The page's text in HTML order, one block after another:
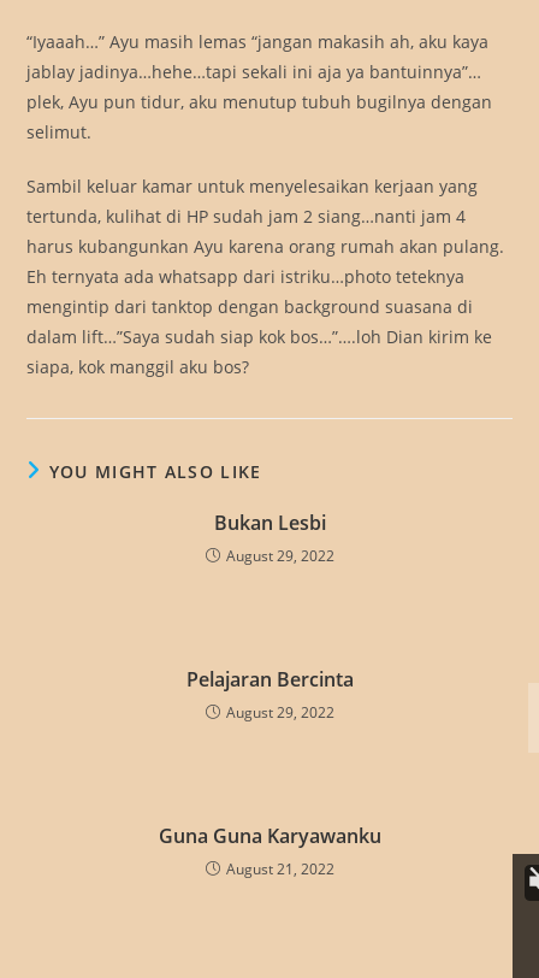
“Iyaaah…” Ayu masih lemas “jangan makasih ah, aku kaya
jablay jadinya…hehe…tapi sekali ini aja ya bantuinnya”…
plek, Ayu pun tidur, aku menutup tubuh bugilnya dengan
selimut.
Sambil keluar kamar untuk menyelesaikan kerjaan yang
tertunda, kulihat di HP sudah jam 2 siang…nanti jam 4
harus kubangunkan Ayu karena orang rumah akan pulang.
Eh ternyata ada whatsapp dari istriku…photo teteknya
mengintip dari tanktop dengan background suasana di
dalam lift…”Saya sudah siap kok bos…”….loh Dian kirim ke
siapa, kok manggil aku bos?
YOU MIGHT ALSO LIKE
Bukan Lesbi
August 29, 2022
Pelajaran Bercinta
August 29, 2022
Guna Guna Karyawanku
August 21, 2022